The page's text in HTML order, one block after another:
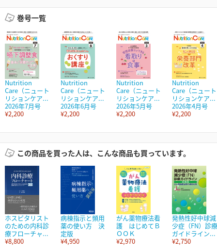
巻号一覧
Nutrition
Care（ニュート
リションケア...
2026年7月号
¥2,200
Nutrition
Care（ニュート
リションケア...
2026年6月号
¥2,200
Nutrition
Care（ニュート
リションケア...
2026年5月号
¥2,200
Nutrition
Care（ニュート
リションケア...
2026年4月号
¥2,200
この商品を買った人は、こんな商品も買っています。
ホスピタリスト
のための内科診
療フローチャ...
¥8,800
病棟指示と頻用
薬の使い方 決
定版
¥4,950
がん薬物療法看
護 はじめてＢ
ＯＯＫ
¥2,970
発熱性好中球減
少症（FN）診療
ガイドライン...
¥2,750